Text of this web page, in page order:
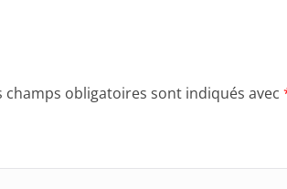
champs obligatoires sont indiqués avec